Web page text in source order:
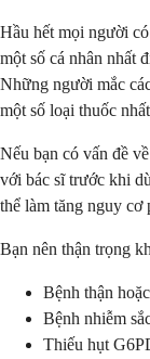
Hầu hết mọi người
một số cá nhân nhất
Những người mắc
một số loại thuốc
Nếu bạn có vấn đề
với bác sĩ trước khi
thể làm tăng nguy cơ
Bạn nên thận trọng
Bệnh thận
Bệnh nhiễm
Thiếu hụt